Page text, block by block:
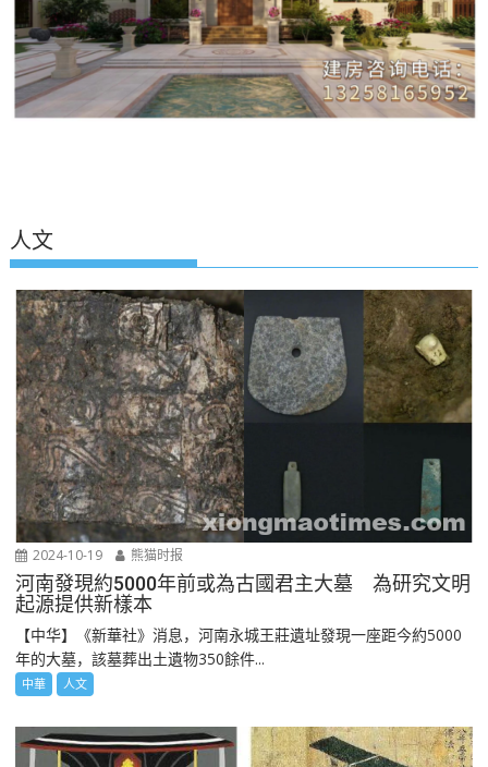
人文
2024-10-19 熊猫时报
河南發現約5000年前或為古國君主大墓 為研究文明
起源提供新樣本
【中华】《新華社》消息，河南永城王莊遺址發現一座距今約5000
年的大墓，該墓葬出土遺物350餘件...
中華 人文